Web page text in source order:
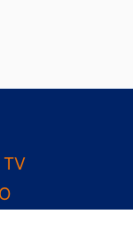
TV